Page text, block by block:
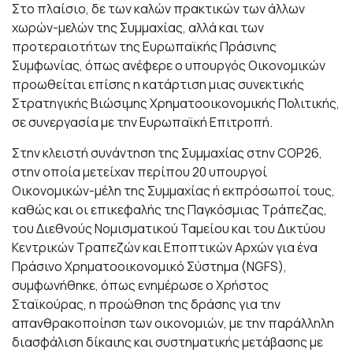
Στο πλαίσιο, δε των καλών πρακτικών των άλλων
χωρών-μελών της Συμμαχίας, αλλά και των
προτεραιοτήτων της Ευρωπαϊκής Πράσινης
Συμφωνίας, όπως ανέφερε ο υπουργός Οικονομικών
προωθείται επίσης η κατάρτιση μιας συνεκτικής
Στρατηγικής Βιώσιμης Χρηματοοικονομικής Πολιτικής,
σε συνεργασία με την Ευρωπαϊκή Επιτροπή.
Στην κλειστή συνάντηση της Συμμαχίας στην COP26,
στην οποία μετείχαν περίπου 20 υπουργοί
Οικονομικών-μέλη της Συμμαχίας ή εκπρόσωποί τους,
καθώς και οι επικεφαλής της Παγκόσμιας Τράπεζας,
του Διεθνούς Νομισματικού Ταμείου και του Δικτύου
Κεντρικών Τραπεζών και Εποπτικών Αρχών για ένα
Πράσινο Χρηματοοικονομικό Σύστημα (NGFS),
συμφωνήθηκε, όπως ενημέρωσε ο Χρήστος
Σταϊκούρας, η προώθηση της δράσης για την
απανθρακοποίηση των οικονομιών, με την παράλληλη
διασφάλιση δίκαιης και συστηματικής μετάβασης με